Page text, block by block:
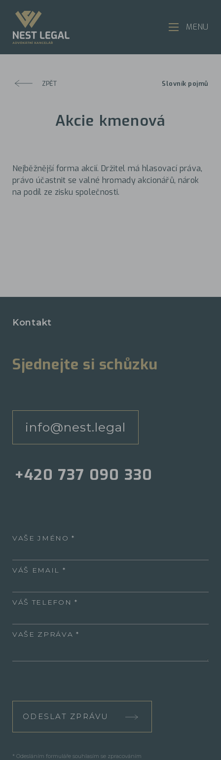
ZPĚT Slovník pojmů
Akcie kmenová
Nejběžnější forma akcií. Držitel má hlasovací práva,
právo účastnit se valné hromady akcionářů, nárok
na podíl ze zisku společnosti.
Kontakt
Sjednejte si schůzku
info@nest.legal
+420 737 090 330
VAŠE JMÉNO
VÁŠ EMAIL
VÁŠ TELEFON
VAŠE ZPRÁVA
ODESLAT ZPRÁVU
* Odesláním formuláře souhlasím se zpracováním
MENU